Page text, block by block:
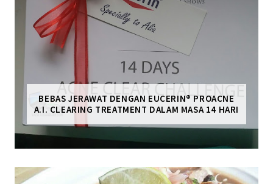
BEBAS JERAWAT DENGAN EUCERIN® PROACNE
A.I. CLEARING TREATMENT DALAM MASA 14 HARI